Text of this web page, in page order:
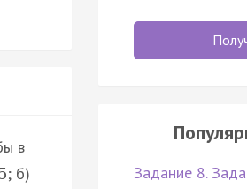
в
; б)
Задание 8.